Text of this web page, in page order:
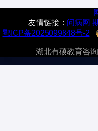
友情链接： 问病网
鄂ICP备2025099848号-2
湖北有硕教育咨